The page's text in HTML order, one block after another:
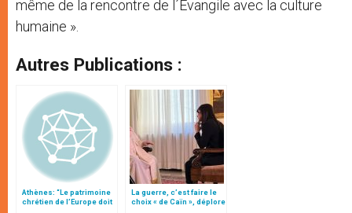
même de la rencontre de l´Evangile avec la culture
humaine ».
Autres Publications :
Athènes: “Le patrimoine
chrétien de l’Europe doit
La guerre, c’est faire le
choix « de Caïn », déplore